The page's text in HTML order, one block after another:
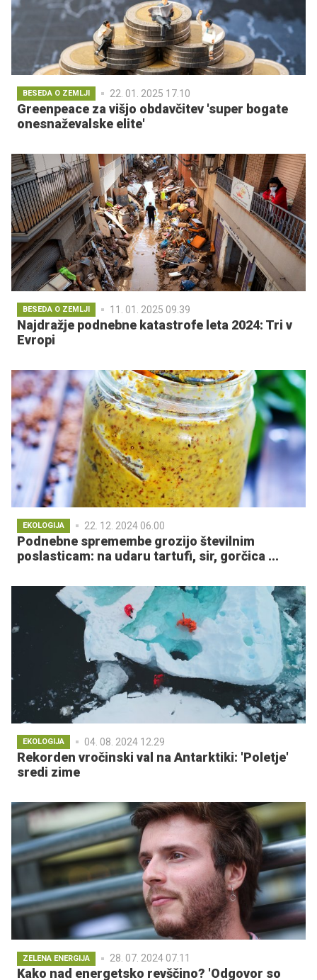
BESEDA O ZEMLJI 22. 01. 2025 17.10
Greenpeace za višjo obdavčitev 'super bogate
onesnaževalske elite'
BESEDA O ZEMLJI 11. 01. 2025 09.39
Najdražje podnebne katastrofe leta 2024: Tri v
Evropi
EKOLOGIJA 22. 12. 2024 06.00
Podnebne spremembe grozijo številnim
poslasticam: na udaru tartufi, sir, gorčica ...
EKOLOGIJA 04. 08. 2024 12.29
Rekorden vročinski val na Antarktiki: 'Poletje'
sredi zime
ZELENA ENERGIJA 28. 07. 2024 07.11
Kako nad energetsko revščino? 'Odgovor so